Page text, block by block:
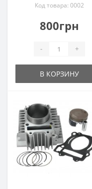
Код товара: 0002
800грн
- +
В КОРЗИНУ